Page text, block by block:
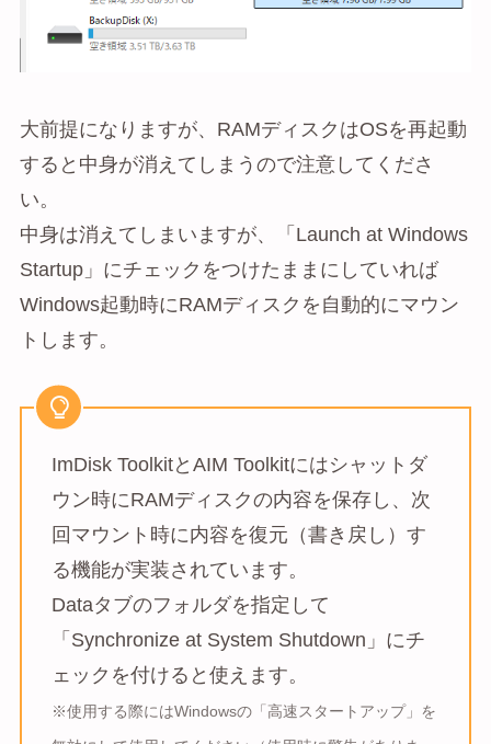
大前提になりますが、RAMディスクはOSを再起動
すると中身が消えてしまうので注意してくださ
い。
中身は消えてしまいますが、「Launch at Windows
Startup」にチェックをつけたままにしていれば
Windows起動時にRAMディスクを自動的にマウン
トします。
ImDisk ToolkitとAIM Toolkitにはシャットダ
ウン時にRAMディスクの内容を保存し、次
回マウント時に内容を復元（書き戻し）す
る機能が実装されています。
Dataタブのフォルダを指定して
「Synchronize at System Shutdown」にチ
ェックを付けると使えます。
※使用する際にはWindowsの「高速スタートアップ」を